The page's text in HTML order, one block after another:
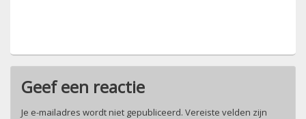
Geef een reactie
Je e-mailadres wordt niet gepubliceerd. Vereiste velden zijn